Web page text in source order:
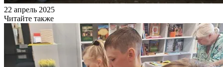
22 апрель 2025
Читайте также